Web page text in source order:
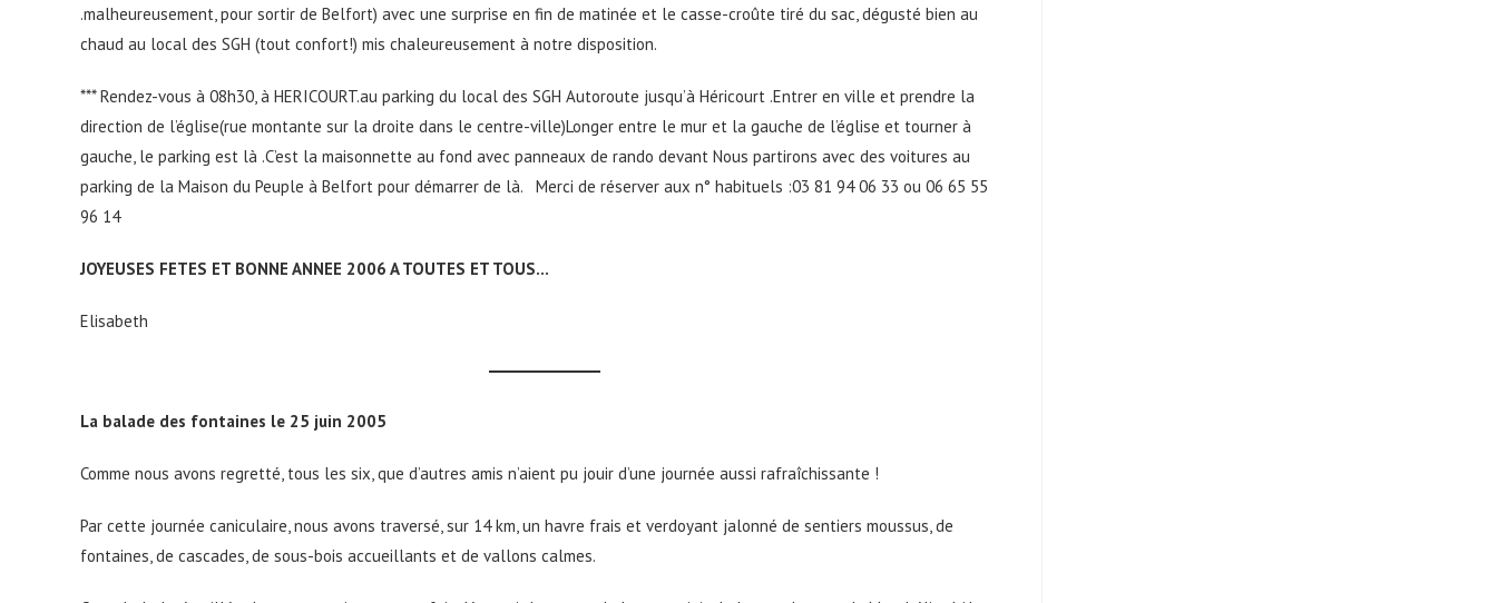
.malheureusement, pour sortir de Belfort) avec une surprise en fin de matinée et le casse-croûte tiré du sac, dégusté bien au
chaud au local des SGH (tout confort!) mis chaleureusement à notre disposition.
*** Rendez-vous à 08h30, à HERICOURT.au parking du local des SGH Autoroute jusqu’à Héricourt .Entrer en ville et prendre la
direction de l’église(rue montante sur la droite dans le centre-ville)Longer entre le mur et la gauche de l’église et tourner à
gauche, le parking est là .C’est la maisonnette au fond avec panneaux de rando devant Nous partirons avec des voitures au
parking de la Maison du Peuple à Belfort pour démarrer de là. Merci de réserver aux n° habituels :03 81 94 06 33 ou 06 65 55
96 14
JOYEUSES FETES ET BONNE ANNEE 2006 A TOUTES ET TOUS…
Elisabeth
La balade des fontaines le 25 juin 2005
Comme nous avons regretté, tous les six, que d’autres amis n’aient pu jouir d’une journée aussi rafraîchissante !
Par cette journée caniculaire, nous avons traversé, sur 14 km, un havre frais et verdoyant jalonné de sentiers moussus, de
fontaines, de cascades, de sous-bois accueillants et de vallons calmes.